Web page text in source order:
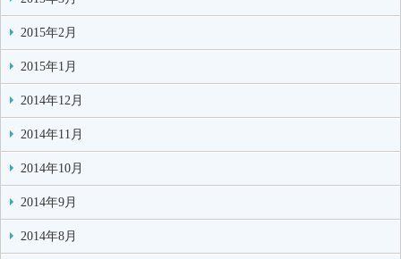
2015年2月
2015年1月
2014年12月
2014年11月
2014年10月
2014年9月
2014年8月